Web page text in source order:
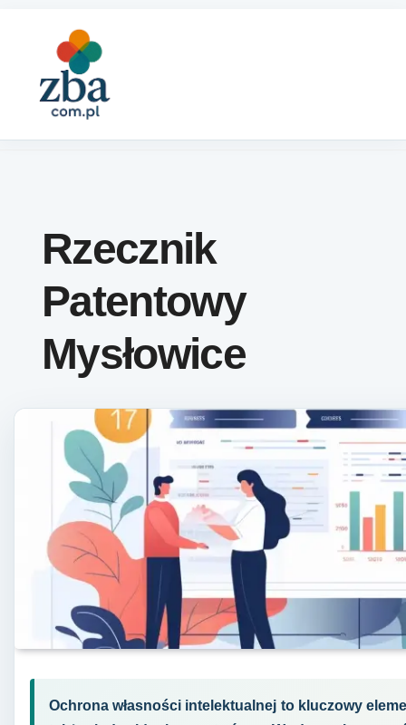
Rzecznik
Patentowy
Mysłowice
Ochrona własności intelektualnej to kluczowy